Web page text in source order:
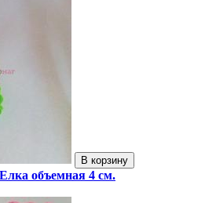
В корзину
объемная 4 см.